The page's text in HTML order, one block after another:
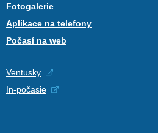
Fotogalerie
Aplikace na telefony
Počasí na web
Ventusky
In-počasie